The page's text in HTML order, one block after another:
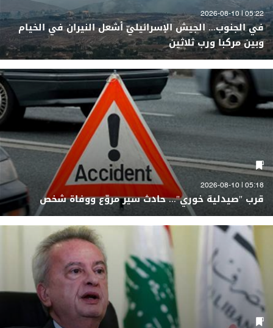
05:22 | 2026-08-10
في الجنوب... الجيش الإسرائيليّ أشعل النيران في الخيام
وبين مركبا ورب ثلاثين
05:18 | 2026-08-10
قرب "صيدلية خوري"... حادث سير مروّع ووفاة شخص